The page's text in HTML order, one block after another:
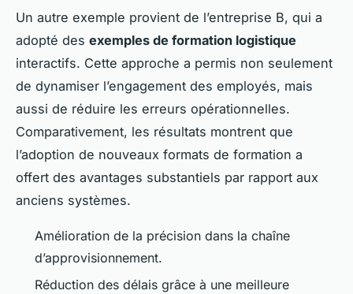
Un autre exemple provient de l’entreprise B, qui a
adopté des exemples de formation logistique
interactifs. Cette approche a permis non seulement
de dynamiser l’engagement des employés, mais
aussi de réduire les erreurs opérationnelles.
Comparativement, les résultats montrent que
l’adoption de nouveaux formats de formation a
offert des avantages substantiels par rapport aux
anciens systèmes.
Amélioration de la précision dans la chaîne
d’approvisionnement.
Réduction des délais grâce à une meilleure